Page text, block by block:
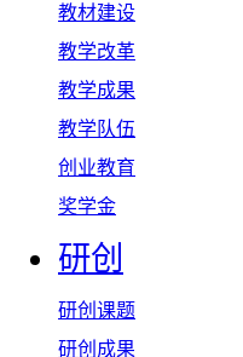
教材建设
教学改革
教学成果
教学队伍
创业教育
奖学金
研创
研创课题
研创成果